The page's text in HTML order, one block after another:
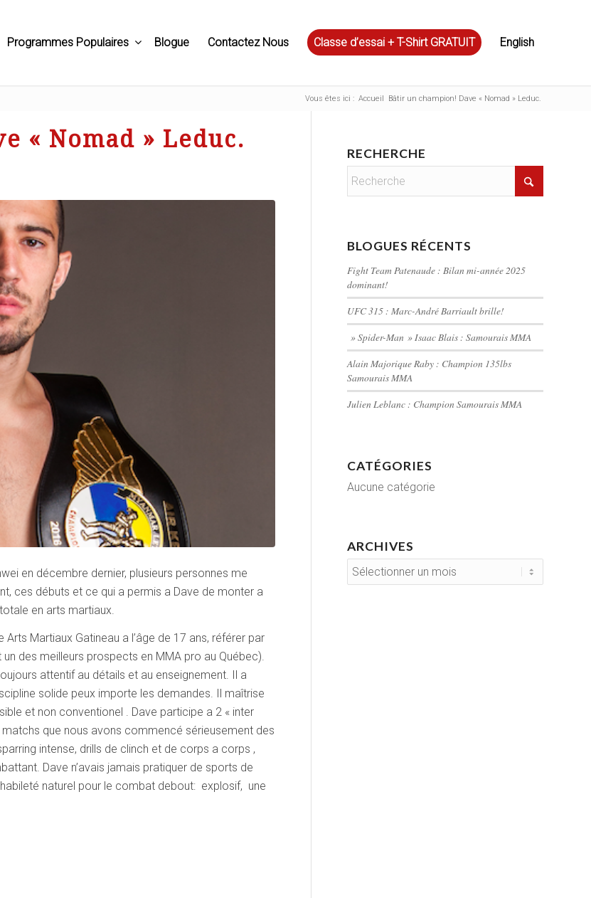
Programmes Populaires Blogue Contactez Nous Classe d’essai + T-Shirt GRATUIT English
Vous êtes ici : Accueil Bâtir un champion! Dave « Nomad » Leduc.
« Nomad » Leduc.
en décembre dernier, plusieurs personnes me
ces débuts et ce qui a permis a Dave de monter a
en arts martiaux.
Martiaux Gatineau a l’âge de 17 ans, référer par
des meilleurs prospects en MMA pro au Québec).
attentif au détails et au enseignement. Il a
solide peux importe les demandes. Il maîtrise
et non conventionel . Dave participe a 2 « inter
que nous avons commencé sérieusement des
intense, drills de clinch et de corps a corps ,
Dave n’avais jamais pratiquer de sports de
naturel pour le combat debout: explosif, une
RECHERCHE
BLOGUES RÉCENTS
Fight Team Patenaude : Bilan mi-année 2025
dominant!
UFC 315 : Marc-André Barriault brille!
» Spider-Man » Isaac Blais : Samourais MMA
Alain Majorique Raby : Champion 135lbs
Samourais MMA
Julien Leblanc : Champion Samourais MMA
CATÉGORIES
Aucune catégorie
ARCHIVES